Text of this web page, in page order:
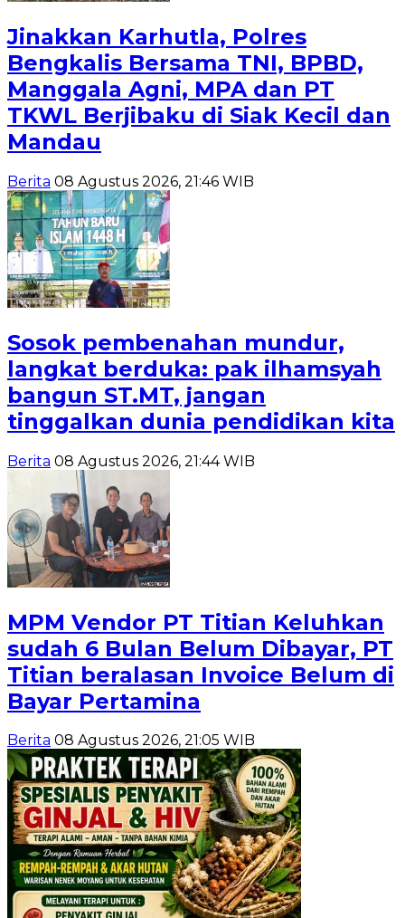
Jinakkan Karhutla, Polres
Bengkalis Bersama TNI, BPBD,
Manggala Agni, MPA dan PT
TKWL Berjibaku di Siak Kecil dan
Mandau
Berita 08 Agustus 2026, 21:46 WIB
Sosok pembenahan mundur,
langkat berduka: pak ilhamsyah
bangun ST.MT, jangan
tinggalkan dunia pendidikan kita
Berita 08 Agustus 2026, 21:44 WIB
MPM Vendor PT Titian Keluhkan
sudah 6 Bulan Belum Dibayar, PT
Titian beralasan Invoice Belum di
Bayar Pertamina
Berita 08 Agustus 2026, 21:05 WIB